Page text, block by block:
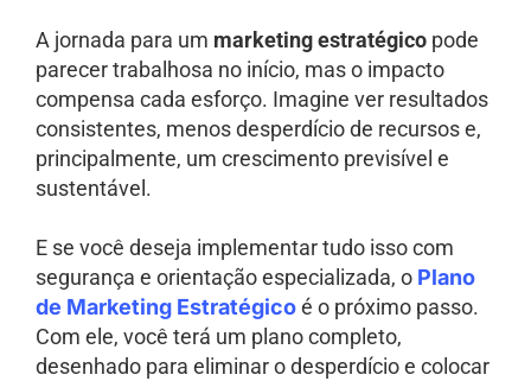
A jornada para um marketing estratégicopode
parecer trabalhosa no início, mas o impacto
compensa cada esforço. Imagine ver resultados
consistentes, menos desperdício de recursos e,
principalmente, um crescimento previsível e
sustentável.
E se você deseja implementar tudo isso com
segurança e orientação especializada, o Plano
de Marketing Estratégicoé o próximo passo.
Com ele, você terá um plano completo,
desenhado para eliminar o desperdício e colocar